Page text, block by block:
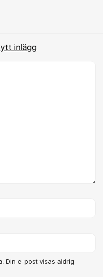
inlägg
Din e-post visas aldrig